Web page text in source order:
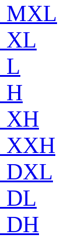
MXL
XL
L
H
XH
XXH
DXL
DL
DH